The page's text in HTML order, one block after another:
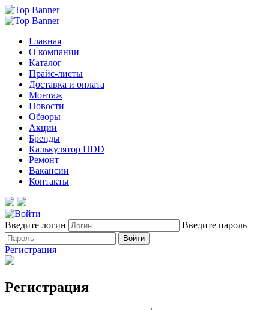
Главная
О компании
Каталог
Прайс-листы
Доставка и оплата
Монтаж
Новости
Обзоры
Акции
Бренды
Калькулятор HDD
Ремонт
Вакансии
Контакты
Введите логин Введите пароль
Войти
Регистрация
Регистрация